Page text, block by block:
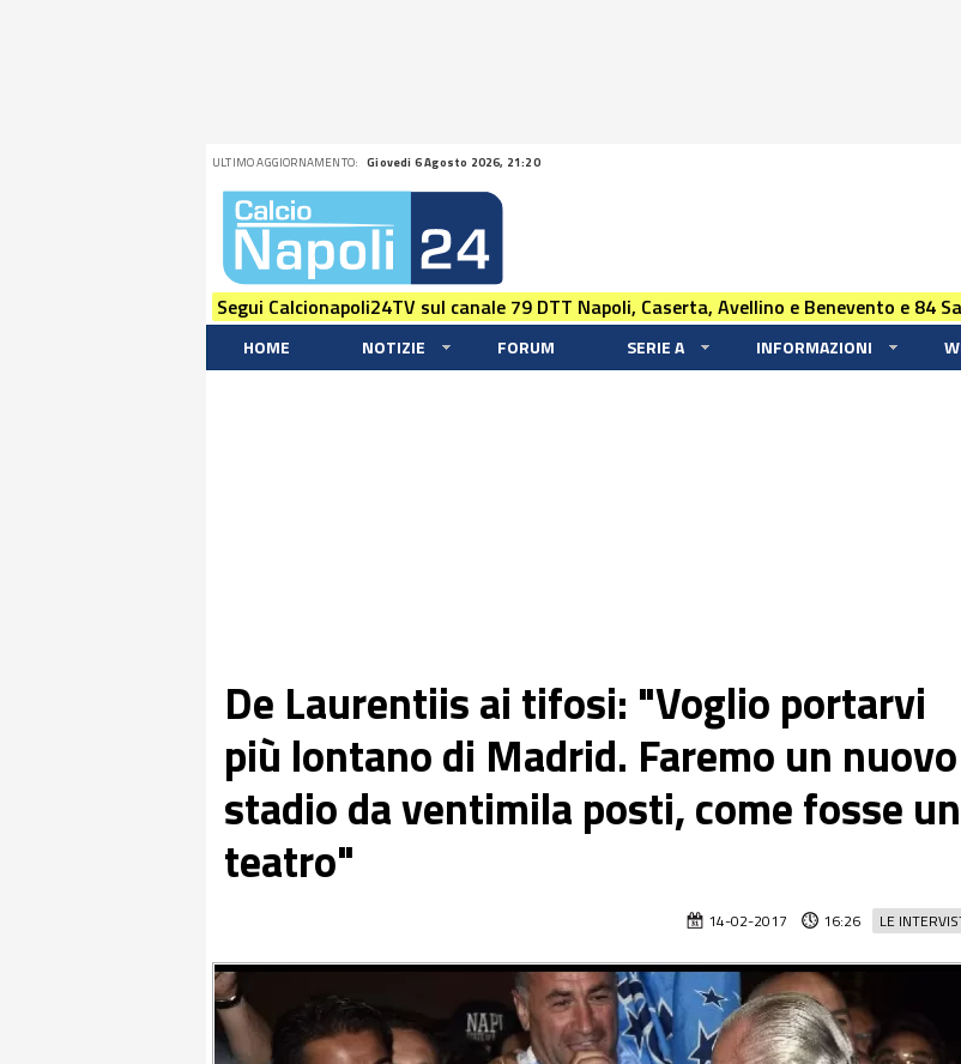
ULTIMO AGGIORNAMENTO: Giovedi 6 Agosto 2026, 21:20
Segui Calcionapoli24TV sul canale 79 DTT Napoli, Caserta, Avellino e Benevento e 84
HOME NOTIZIE FORUM SERIE A INFORMAZIONI
De Laurentiis ai tifosi: "Voglio portarvi
più lontano di Madrid. Faremo un nuovo
stadio da ventimila posti, come fosse un
teatro"
LE
14-02-2017 16:26